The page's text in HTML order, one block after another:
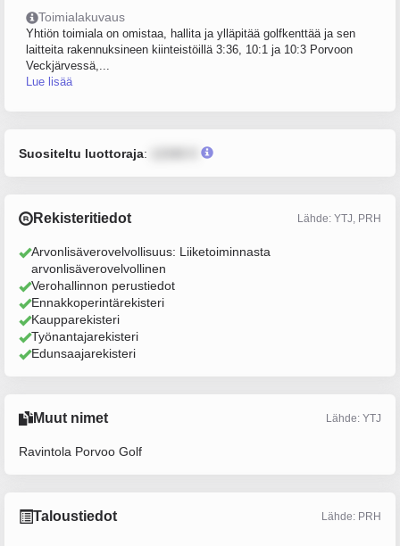
Toimialakuvaus
Yhtiön toimiala on omistaa, hallita ja ylläpitää golfkenttää ja sen
laitteita rakennuksineen kiinteistöillä 3:36, 10:1 ja 10:3 Porvoon
Veckjärvessä,...
Lue lisää
Suositeltu luottoraja:
Rekisteritiedot Lähde: YTJ, PRH
Arvonlisäverovelvollisuus: Liiketoiminnasta
arvonlisäverovelvollinen
Verohallinnon perustiedot
Ennakkoperintärekisteri
Kaupparekisteri
Työnantajarekisteri
Edunsaajarekisteri
Muut nimet Lähde: YTJ
Ravintola Porvoo Golf
Taloustiedot Lähde: PRH